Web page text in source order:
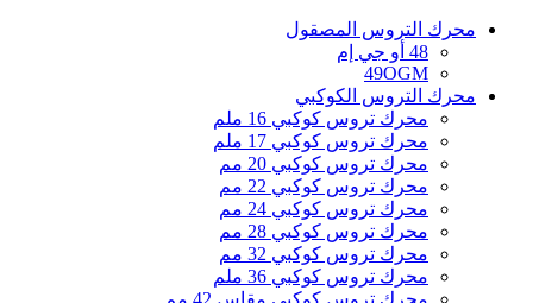
محرك التروس المصقول
48 أو جي إم
49OGM
محرك التروس الكوكبي
محرك تروس كوكبي 16 ملم
محرك تروس كوكبي 17 ملم
محرك تروس كوكبي 20 مم
محرك تروس كوكبي 22 مم
محرك تروس كوكبي 24 مم
محرك تروس كوكبي 28 مم
محرك تروس كوكبي 32 مم
محرك تروس كوكبي 36 ملم
محرك تروس كوكبي مقاس 42 مم